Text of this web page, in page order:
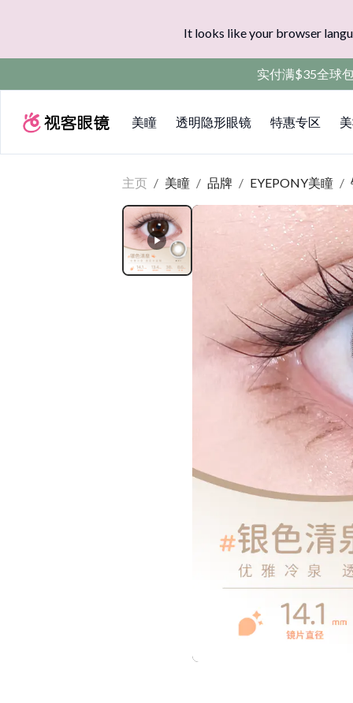
It looks like your browser
实付满$35全球
美瞳 透明隐形眼镜 特惠专区
主页 / 美瞳 / 品牌 / EYEPONY美瞳 /